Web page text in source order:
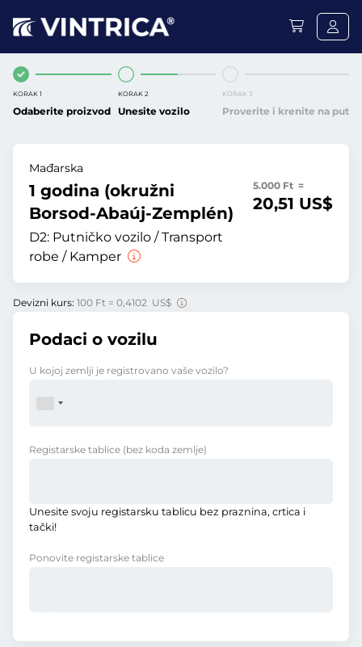
KORAK 1
Odaberite proizvod
KORAK 2
Unesite vozilo
KORAK 3
Proverite i krenite na put
Mađarska
1 godina (okružni
Borsod-Abaúj-Zemplén)
D2: Putničko vozilo / Transport
robe / Kamper
5.000 Ft =
20,51 US$
Devizni kurs: 100 Ft = 0,4102 US$
Podaci o vozilu
U kojoj zemlji je registrovano vaše vozilo?
Registarske tablice (bez koda zemlje)
Unesite svoju registarsku tablicu bez praznina, crtica i
tački!
Ponovite registarske tablice